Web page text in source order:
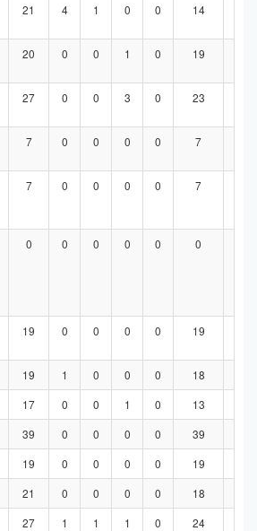
21 4 1 0 0 14
20 0 0 1 0 19
27 0 0 3 0 23
7 0 0 0 0 7
7 0 0 0 0 7
0 0 0 0 0 0
19 0 0 0 0 19
19 1 0 0 0 18
17 0 0 1 0 13
39 0 0 0 0 39
19 0 0 0 0 19
21 0 0 0 0 18
27 1 1 1 0 24